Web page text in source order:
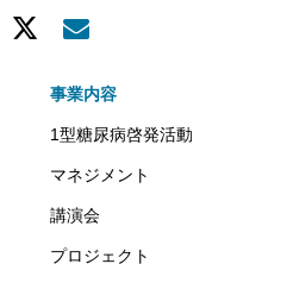
事業内容
1型糖尿病啓発活動
マネジメント
講演会
プロジェクト